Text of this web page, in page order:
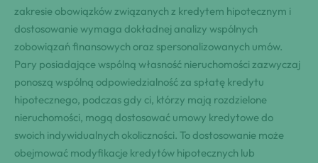
zakresie obowiązków związanych z kredytem hipotecznym i
dostosowanie wymaga dokładnej analizy wspólnych
zobowiązań finansowych oraz spersonalizowanych umów.
Pary posiadające wspólną własność nieruchomości zazwyczaj
ponoszą wspólną odpowiedzialność za spłatę kredytu
hipotecznego, podczas gdy ci, którzy mają rozdzielone
nieruchomości, mogą dostosować umowy kredytowe do
swoich indywidualnych okoliczności. To dostosowanie może
obejmować modyfikacje kredytów hipotecznych lub